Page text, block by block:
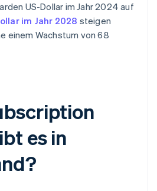
US-Dollar im Jahr 2024 auf
im Jahr 2028 steigen
einem Wachstum von 68
es in